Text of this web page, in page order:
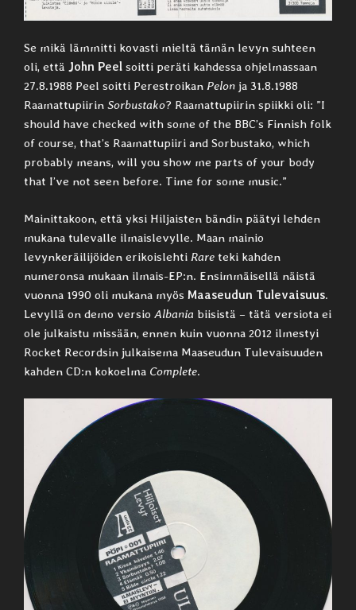
Se mikä lämmitti kovasti mieltä tämän levyn suhteen
oli, että John Peel soitti peräti kahdessa ohjelmassaan
27.8.1988 Peel soitti Perestroikan Pelon ja 31.8.1988
Raamattupiirin Sorbustako? Raamattupiirin spiikki oli: ”I
should have checked with some of the BBC’s Finnish folk
of course, that’s Raamattupiiri and Sorbustako, which
probably means, will you show me parts of your body
that I’ve not seen before. Time for some music.”
Mainittakoon, että yksi Hiljaisten bändin päätyi lehden
mukana tulevalle ilmaislevylle. Maan mainio
levynkeräilijöiden erikoislehti Rare teki kahden
numeronsa mukaan ilmais-EP:n. Ensimmäisellä näistä
vuonna 1990 oli mukana myös Maaseudun Tulevaisuus.
Levyllä on demo versio Albania biisistä – tätä versiota ei
ole julkaistu missään, ennen kuin vuonna 2012 ilmestyi
Rocket Recordsin julkaisema Maaseudun Tulevaisuuden
kahden CD:n kokoelma Complete.